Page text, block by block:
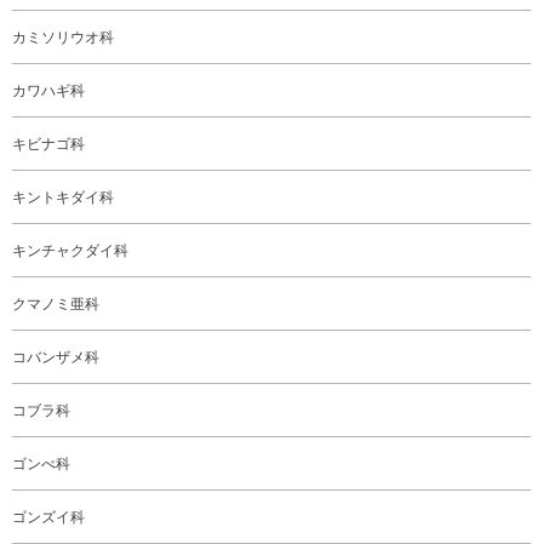
カミソリウオ科
カワハギ科
キビナゴ科
キントキダイ科
キンチャクダイ科
クマノミ亜科
コバンザメ科
コブラ科
ゴンべ科
ゴンズイ科